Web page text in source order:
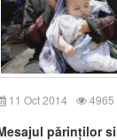
11 Oct 2014 4965
părinților